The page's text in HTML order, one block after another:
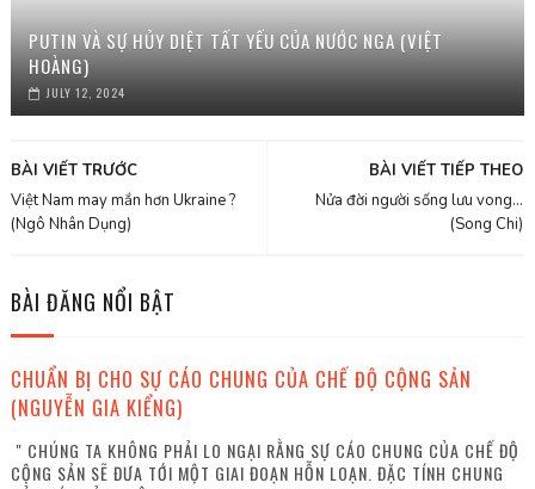
PUTIN VÀ SỰ HỦY DIỆT TẤT YẾU CỦA NƯỚC NGA (VIỆT
HOÀNG)
JULY 12, 2024
BÀI VIẾT TIẾP THEO
Nửa đời người sống lưu vong...
(Song Chi)
BÀI VIẾT TRƯỚC
Việt Nam may mắn hơn Ukraine ?
(Ngô Nhân Dụng)
BÀI ĐĂNG NỔI BẬT
CHUẨN BỊ CHO SỰ CÁO CHUNG CỦA CHẾ ĐỘ CỘNG SẢN
(NGUYỄN GIA KIỂNG)
" CHÚNG TA KHÔNG PHẢI LO NGẠI RẰNG SỰ CÁO CHUNG CỦA CHẾ ĐỘ
CỘNG SẢN SẼ ĐƯA TỚI MỘT GIAI ĐOẠN HỖN LOẠN. ĐẶC TÍNH CHUNG